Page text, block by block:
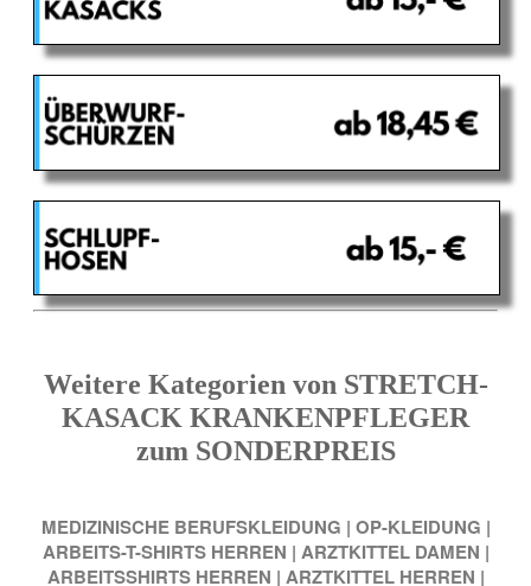
Weitere Kategorien von STRETCH-
KASACK KRANKENPFLEGER
zum SONDERPREIS
MEDIZINISCHE BERUFSKLEIDUNG | OP-KLEIDUNG |
ARBEITS-T-SHIRTS HERREN | ARZTKITTEL DAMEN |
ARBEITSSHIRTS HERREN | ARZTKITTEL HERREN |